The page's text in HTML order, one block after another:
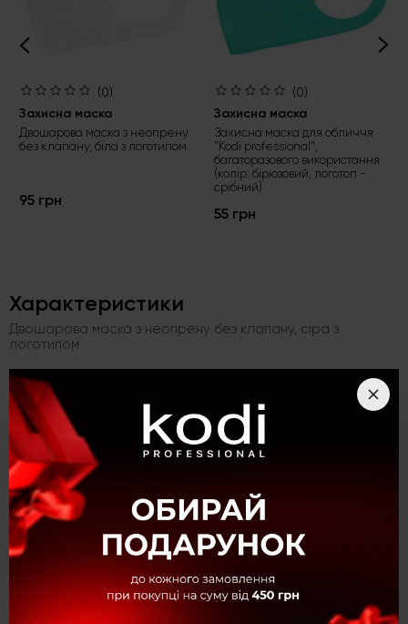
(0)
Захисна маска
Двошарова маска з неопрену
без клапану, біла з логотипом
95 грн
(0)
Захисна маска
Захисна маска для обличчя
"Kodi professional",
багаторазового використання
(колір: бірюзовий, логотоп -
срібний)
55 грн
Характеристики
Двошарова маска з неопрену без клапану, сіра з
логотипом
Категорія Захисні маски
Опис
Двошарова маска з неопрену без клапану, сіра з
логотипом
Специфіка деяких професій вимагає постійного використання